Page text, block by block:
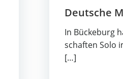
Deut­sche
In Bücke­burg
schaf­ten Solo
[…]